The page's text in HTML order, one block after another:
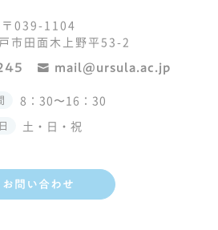
〒039-1104
市田面木上野平53-2
mail@ursula.ac.jp
8：30〜16：30
土・日・祝
お問い合わせ